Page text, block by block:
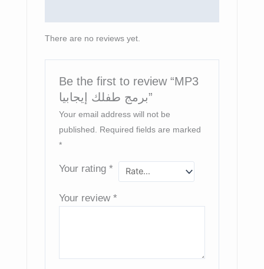
There are no reviews yet.
Be the first to review “MP3
برمج طفلك إيجابيا”
Your email address will not be
published.
Required fields are marked
*
Your rating*
Your review*